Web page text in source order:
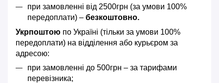
при замовленні від 2500грн (за умови 100%
передоплати) – безкоштовно.
Укрпоштою по Україні (тільки за умови 100%
передоплати) на відділення або курьєром за
адресою:
при замовленні до 500грн – за тарифами
перевізника;